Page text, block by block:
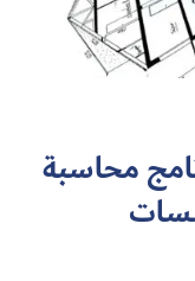
محاسبة